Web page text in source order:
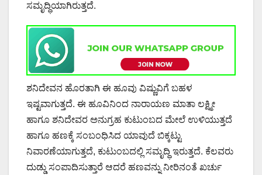
ಸಮೃದ್ಧಿಯಾಗಿರುತ್ತದೆ.
ಶನಿದೇವನ ಹೊರತಾಗಿ ಈ ಹೂವು ವಿಷ್ಣುವಿಗೆ ಬಹಳ
ಇಷ್ಟವಾಗುತ್ತದೆ. ಈ ಹೂವಿನಿಂದ ನಾರಾಯಣ ಮಾತಾ ಲಕ್ಷ್ಮೀ
ಹಾಗೂ ಶನಿದೇವರ ಅನುಗ್ರಹ ಕುಟುಂಬದ ಮೇಲೆ ಉಳಿಯುತ್ತದೆ
ಹಾಗೂ ಹಣಕ್ಕೆ ಸಂಬಂಧಿಸಿದ ಯಾವುದೆ ಬಿಕ್ಕಟ್ಟು
ನಿವಾರಣೆಯಾಗುತ್ತದೆ, ಕುಟುಂಬದಲ್ಲಿ ಸಮೃದ್ಧಿ ಇರುತ್ತದೆ. ಕೆಲವರು
ದುಡ್ಡು ಸಂಪಾದಿಸುತ್ತಾರೆ ಆದರೆ ಹಣವನ್ನು ನೀರಿನಂತೆ ಖರ್ಚು